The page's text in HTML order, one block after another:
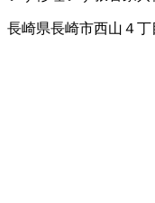
長崎県長崎市西山４丁